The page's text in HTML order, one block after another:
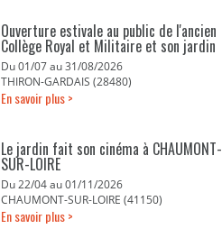
Ouverture estivale au public de l'ancien
Collège Royal et Militaire et son jardin
Du 01/07 au 31/08/2026
THIRON-GARDAIS (28480)
En savoir plus >
Le jardin fait son cinéma à CHAUMONT-
SUR-LOIRE
Du 22/04 au 01/11/2026
CHAUMONT-SUR-LOIRE (41150)
En savoir plus >